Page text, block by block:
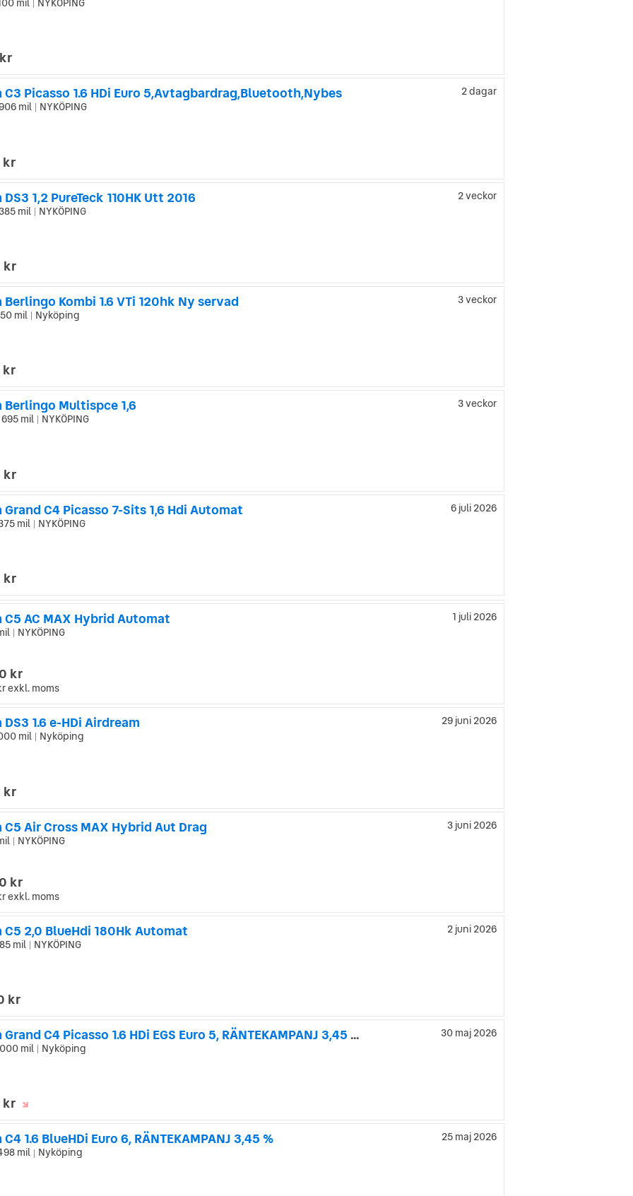
mil NYKÖPING
Picasso 1.6 HDi Euro 5,Avtagbardrag,Bluetooth,Nybes
mil NYKÖPING
2 dagar
kr
1,2 PureTeck 110HK Utt 2016
mil NYKÖPING
2 veckor
kr
Kombi 1.6 VTi 120hk Ny servad
mil Nyköping
3 veckor
kr
Multispce 1,6
mil NYKÖPING
3 veckor
kr
C4 Picasso 7-Sits 1,6 Hdi Automat
mil NYKÖPING
6 juli 2026
kr
AC MAX Hybrid Automat
NYKÖPING
1 juli 2026
kr
exkl. moms
1.6 e-HDi Airdream
mil Nyköping
29 juni 2026
kr
Air Cross MAX Hybrid Aut Drag
NYKÖPING
3 juni 2026
kr
exkl. moms
2,0 BlueHdi 180Hk Automat
mil NYKÖPING
2 juni 2026
kr
Citroën Grand C4 Picasso 1.6 HDi EGS Euro 5, RÄNTEKAMPANJ 3,45 %
mil Nyköping
30 maj 2026
kr
1.6 BlueHDi Euro 6, RÄNTEKAMPANJ 3,45 %
mil Nyköping
25 maj 2026